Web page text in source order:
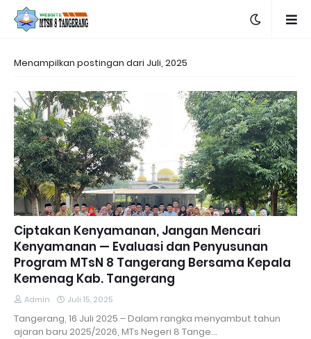
Menampilkan postingan dari Juli, 2025
Ciptakan Kenyamanan, Jangan Mencari
Kenyamanan — Evaluasi dan Penyusunan
Program MTsN 8 Tangerang Bersama Kepala
Kemenag Kab. Tangerang
Admin Juli 15, 2025
Tangerang, 16 Juli 2025 – Dalam rangka menyambut tahun
ajaran baru 2025/2026, MTs Negeri 8 Tange…